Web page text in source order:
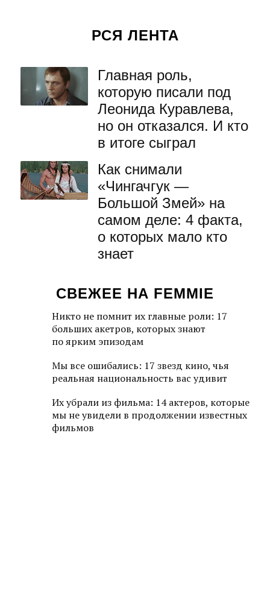
РСЯ ЛЕНТА
Главная роль,
которую писали под
Леонида Куравлева,
но он отказался. И кто
в итоге сыграл
Как снимали
«Чингачгук —
Большой Змей» на
самом деле: 4 факта,
о которых мало кто
знает
СВЕЖЕЕ НА FEMMIE
Никто не помнит их главные роли: 17
больших акетров, которых знают
по ярким эпизодам
Мы все ошибались: 17 звезд кино, чья
реальная национальность вас удивит
Их убрали из фильма: 14 актеров, которые
мы не увидели в продолжении известных
фильмов